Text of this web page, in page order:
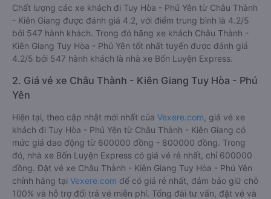
Chất lượng các xe khách đi Tuy Hòa - Phú Yên từ Châu Thành
- Kiên Giang được đánh giá 4.2, với điểm trung bình là 4.2/5
bởi 547 hành khách. Trong đó hãng xe khách Châu Thành -
Kiên Giang Tuy Hòa - Phú Yên tốt nhất tuyến được đánh giá
4.2/5 bởi 547 hành khách là nhà xe Bốn Luyện Express.
2. Giá vé xe Châu Thành - Kiên Giang Tuy Hòa - Phú
Yên
Hiện tại, theo cập nhật mới nhất của Vexere.com , giá vé xe
khách đi Tuy Hòa - Phú Yên từ Châu Thành - Kiên Giang có
mức giá dao động từ 600000 đồng - 800000 đồng. Trong
đó, nhà xe Bốn Luyện Express có giá vé rẻ nhất, chỉ 600000
đồng. Đặt vé xe Châu Thành - Kiên Giang Tuy Hòa - Phú Yên
chính hãng tại Vexere.com để có giá rẻ nhất, đảm bảo giữ chỗ
100% và hỗ trợ đổi trả vé miễn phí. Tổng đài tư vấn, đặt vé và